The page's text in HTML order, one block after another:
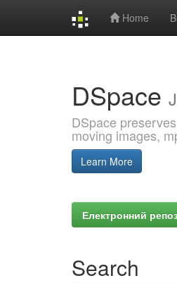
Home
DSpace
DSpace
moving images,
Learn More
Електронний
Search